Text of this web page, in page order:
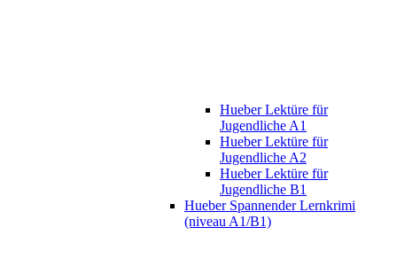
Hueber Lektüre für
Jugendliche A1
Hueber Lektüre für
Jugendliche A2
Hueber Lektüre für
Jugendliche B1
Hueber Spannender Lernkrimi
(niveau A1/B1)